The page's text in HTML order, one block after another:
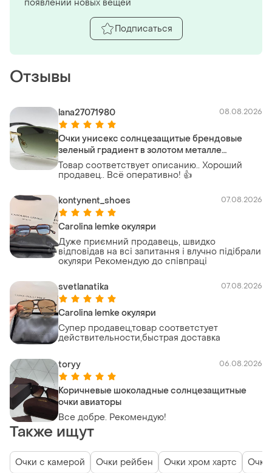
Отзывы
lana27071980 08.08.2026
Очки унисекс солнцезащитые брендовые
зеленый градиент в золотом металле
безоправные
Товар соответствует описанию.. Хороший
продавец.. Всё оперативно! 👍
kontynent_shoes 07.08.2026
Carolina lemke окуляри
Дуже приємний продавець, швидко
відповідав на всі запитання і влучно підібрали
окуляри Рекомендую до співпраці
svetlanatika 07.08.2026
Carolina lemke окуляри
Супер продавец,товар соответстует
действительности,быстрая доставка
toryy 06.08.2026
Коричневые шоколадные солнцезащитные
очки авиаторы
Все добре. Рекомендую!
Также ищут
Очки с камерой Очки рейбен Очки хром хартс Очки
появлении новых вещей
Подписаться